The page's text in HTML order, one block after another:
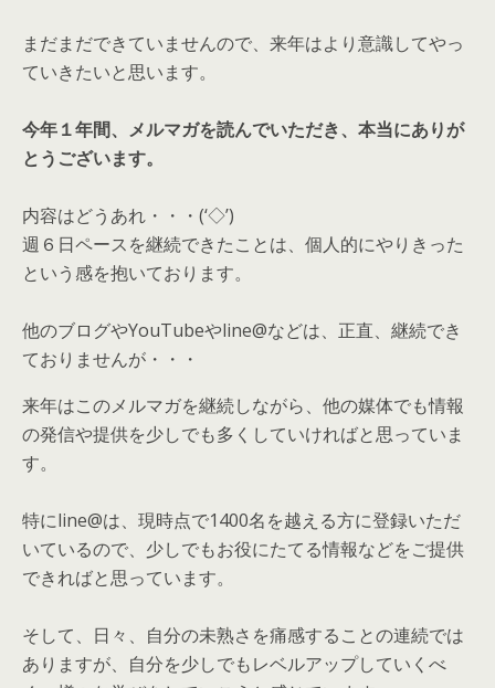
まだまだできていませんので、来年はより意識してやっ
ていきたいと思います。
今年１年間、メルマガを読んでいただき、本当にありが
とうございます。
内容はどうあれ・・・(‘◇’)ゞ
週６日ペースを継続できたことは、個人的にやりきった
という感を抱いております。
他のブログやYouTubeやline@などは、正直、継続でき
ておりませんが・・・
来年はこのメルマガを継続しながら、他の媒体でも情報
の発信や提供を少しでも多くしていければと思っていま
す。
特にline@は、現時点で1400名を越える方に登録いただ
いているので、少しでもお役にたてる情報などをご提供
できればと思っています。
そして、日々、自分の未熟さを痛感することの連続では
ありますが、自分を少しでもレベルアップしていくべ